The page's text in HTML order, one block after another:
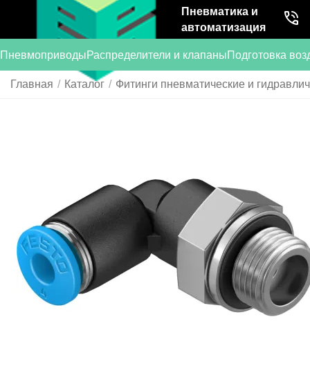
Пневматика и
автоматизация
ПневмоприводыРаспределители и клапаныПодготовка
Главная / Каталог / Фитинги пневматические и